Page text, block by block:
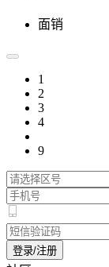
面销
1
2
3
4
9
登录/注册